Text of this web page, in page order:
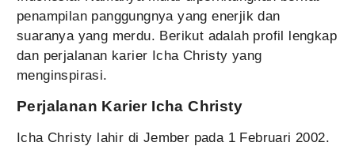
penampilan panggungnya yang enerjik dan
suaranya yang merdu. Berikut adalah profil lengkap
dan perjalanan karier Icha Christy yang
menginspirasi.
Perjalanan Karier Icha Christy
Icha Christy lahir di Jember pada 1 Februari 2002.